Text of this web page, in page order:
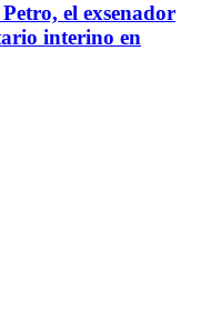
el exsenador
interino en